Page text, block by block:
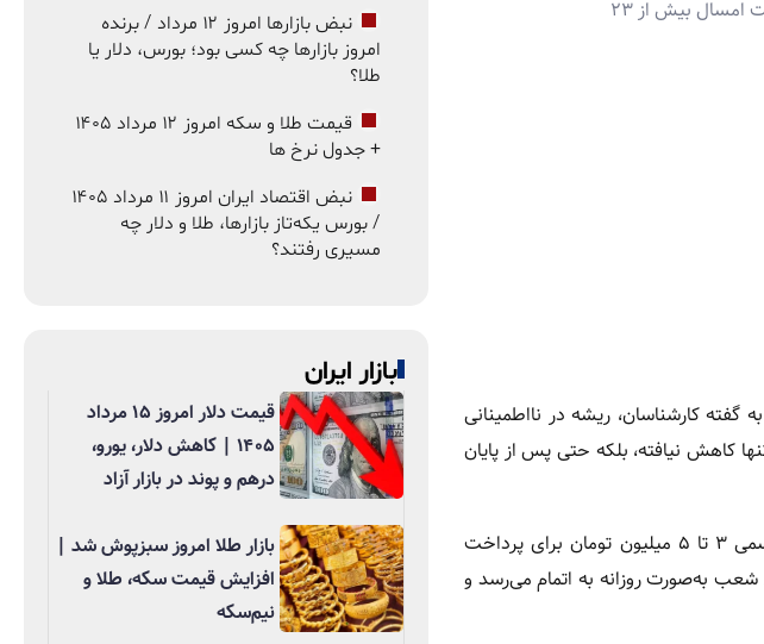
به‌طوری‌که طبق آمار بانک مرکزی، اسکناس و مسکوکات در دست اشخاص در هشت ماه نخست امسال بیش از ۲۳
کارشناسان، ریشه در نااطمینانی
کاهش نیافته، بلکه حتی پس از پایان
بر اساس گزارش‌های میدانی، با افزایش مراجعه مردم به شعب بانکی برای دریافت وجه نقد، سقف غیررسمی ۳ تا ۵ میلیون تومان برای پرداخت
به‌صورت روزانه به اتمام می‌رسد و
نبض بازارها امروز ۱۲ مرداد / برنده
امروز بازارها چه کسی بود؛ بورس، دلار یا
طلا؟
قیمت طلا و سکه امروز ۱۲ مرداد ۱۴۰۵
+ جدول نرخ ها
نبض اقتصاد ایران امروز ۱۱ مرداد ۱۴۰۵
/ بورس یکه‌تاز بازارها، طلا و دلار چه
مسیری رفتند؟
بازار ایران
قیمت دلار امروز ۱۵ مرداد
۱۴۰۵ | کاهش دلار، یورو،
درهم و پوند در بازار آزاد
بازار طلا امروز سبزپوش شد |
افزایش قیمت سکه، طلا و
نیم‌سکه